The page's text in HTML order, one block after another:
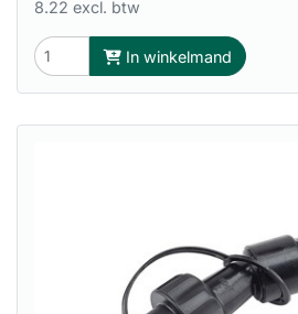
8.22 excl. btw
In winkelmand